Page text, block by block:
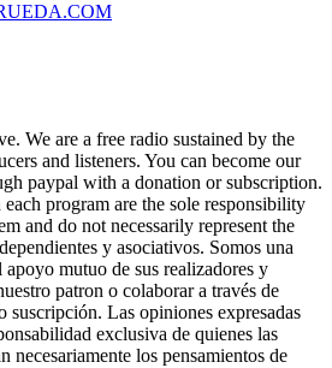
We are a free radio sustained by the
and listeners. You can become our
paypal with a donation or subscription.
program are the sole responsibility
and do not necessarily represent the
y asociativos. Somos una
mutuo de sus realizadores y
patron o colaborar a través de
suscripción. Las opiniones expresadas
exclusiva de quienes las
necesariamente los pensamientos de